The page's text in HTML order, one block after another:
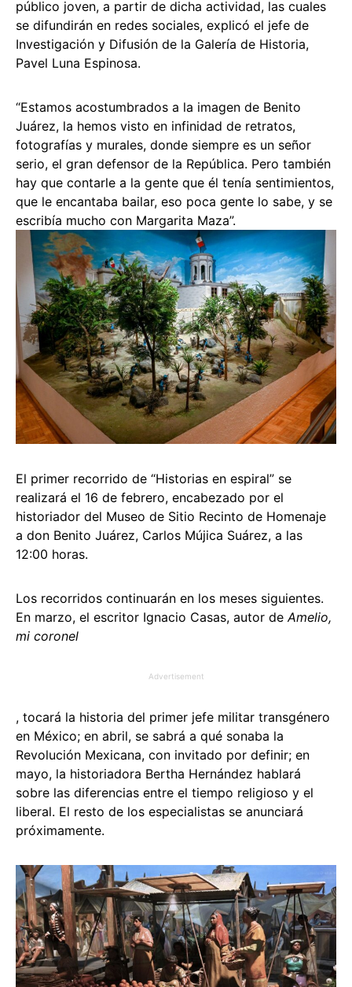
público joven, a partir de dicha actividad, las cuales
se difundirán en redes sociales, explicó el jefe de
Investigación y Difusión de la Galería de Historia,
Pavel Luna Espinosa.
“Estamos acostumbrados a la imagen de Benito
Juárez, la hemos visto en infinidad de retratos,
fotografías y murales, donde siempre es un señor
serio, el gran defensor de la República. Pero también
hay que contarle a la gente que él tenía sentimientos,
que le encantaba bailar, eso poca gente lo sabe, y se
escribía mucho con Margarita Maza”.
El primer recorrido de “Historias en espiral” se
realizará el 16 de febrero, encabezado por el
historiador del Museo de Sitio Recinto de Homenaje
a don Benito Juárez, Carlos Mújica Suárez, a las
12:00 horas.
Los recorridos continuarán en los meses siguientes.
En marzo, el escritor Ignacio Casas, autor de Amelio,
mi coronel
Advertisement
, tocará la historia del primer jefe militar transgénero
en México; en abril, se sabrá a qué sonaba la
Revolución Mexicana, con invitado por definir; en
mayo, la historiadora Bertha Hernández hablará
sobre las diferencias entre el tiempo religioso y el
liberal. El resto de los especialistas se anunciará
próximamente.